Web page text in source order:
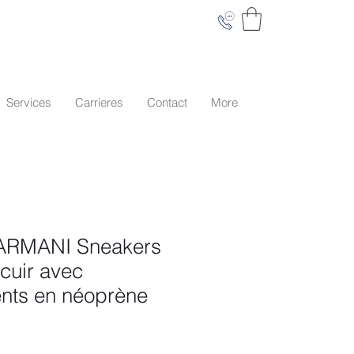
Services Carrieres Contact More
Sneakers
avec
en néoprène